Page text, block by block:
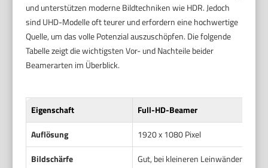
und unterstützen moderne Bildtechniken wie HDR. Jedoch
sind UHD-Modelle oft teurer und erfordern eine hochwertige
Quelle, um das volle Potenzial auszuschöpfen. Die folgende
Tabelle zeigt die wichtigsten Vor- und Nachteile beider
Beamerarten im Überblick.
Eigenschaft
Full-HD-Beamer
Auflösung
1920 x 1080 Pixel
Bildschärfe
Gut, bei kleineren Leinwänden